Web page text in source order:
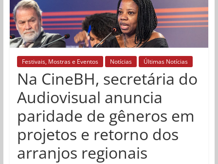
Festivais, Mostras e Eventos Notícias Últimas Notícias
Na CineBH, secretária do
Audiovisual anuncia
paridade de gêneros em
projetos e retorno dos
arranjos regionais